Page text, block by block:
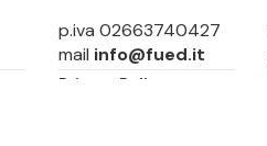
p.iva 02663740427
mail info@fued.it
Privacy Policy